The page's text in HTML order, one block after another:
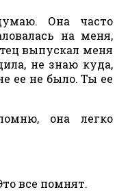
Она часто
на меня,
выпускал меня
не знаю куда,
ее не было. Ты ее
она легко
все помнят.